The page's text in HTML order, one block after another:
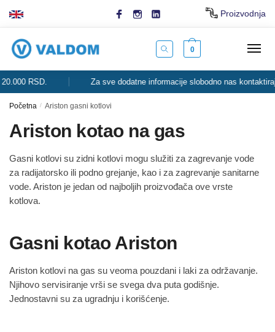
Proizvodnja
0
RSD. Za sve dodatne informacije slobodno nas
Početna / Ariston gasni kotlovi
Ariston kotao na gas
Gasni kotlovi su zidni kotlovi mogu služiti za zagrevanje vode
za radijatorsko ili podno grejanje, kao i za zagrevanje sanitarne
vode. Ariston je jedan od najboljih proizvođača ove vrste
kotlova.
Gasni kotao Ariston
Ariston kotlovi na gas su veoma pouzdani i laki za održavanje.
Njihovo servisiranje vrši se svega dva puta godišnje.
Jednostavni su za ugradnju i korišćenje.